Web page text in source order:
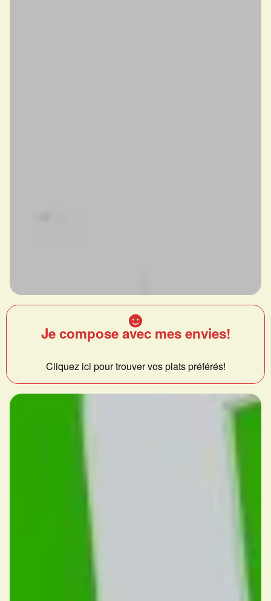
Je compose avec mes envies!
Cliquez ici pour trouver vos plats préférés!